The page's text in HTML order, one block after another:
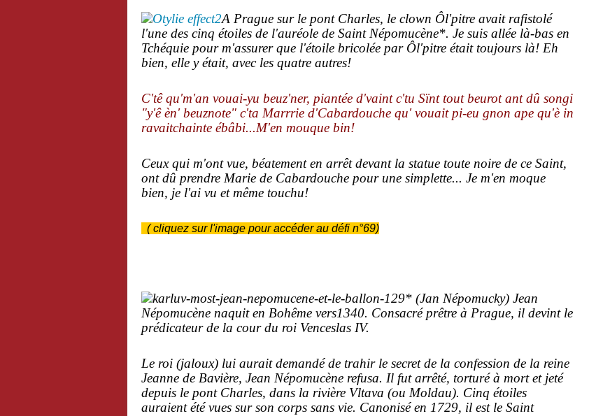
A Prague sur le pont Charles, le clown Ôl'pitre avait rafistolé
l'une des cinq étoiles de l'auréole de Saint Népomucène*. Je suis allée là-bas en
Tchéquie pour m'assurer que l'étoile bricolée par Ôl'pitre était toujours là! Eh
bien, elle y était, avec les quatre autres!
C'tê qu'm'an vouai-yu beuz'ner, piantée d'vaint c'tu Sïnt tout beurot ant dû songi
"y'ê èn' beuznote" c'ta Marrrie d'Cabardouche qu' vouait pi-eu gnon ape qu'è in
ravaitchainte ébâbi...M'en mouque bin!
Ceux qui m'ont vue, béatement en arrêt devant la statue toute noire de ce Saint,
ont dû prendre Marie de Cabardouche pour une simplette... Je m'en moque
bien, je l'ai vu et même touchu!
( cliquez sur l'image pour accéder au défi n°69)
* (Jan Népomucky) Jean
Népomucène naquit en Bohême vers1340. Consacré prêtre à Prague, il devint le
prédicateur de la cour du roi Venceslas IV.
Le roi (jaloux) lui aurait demandé de trahir le secret de la confession de la reine
Jeanne de Bavière, Jean Népomucène refusa. Il fut arrêté, torturé à mort et jeté
depuis le pont Charles, dans la rivière Vltava (ou Moldau). Cinq étoiles
auraient été vues sur son corps sans vie. Canonisé en 1729, il est le Saint